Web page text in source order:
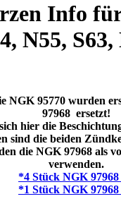
Info
N55,
NGK 95770 wurden
97968 ersetzt!
hier die
sind die beiden
die NGK 97968 als
verwenden.
*4 Stück NGK 97968
*1 Stück NGK 97968